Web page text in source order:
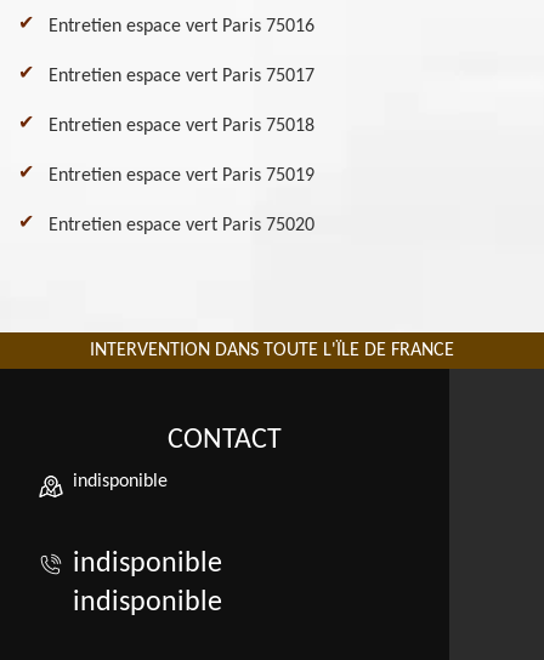
Entretien espace vert Paris 75016
Entretien espace vert Paris 75017
Entretien espace vert Paris 75018
Entretien espace vert Paris 75019
Entretien espace vert Paris 75020
INTERVENTION DANS TOUTE L'ÏLE DE FRANCE
CONTACT
indisponible
indisponible
indisponible